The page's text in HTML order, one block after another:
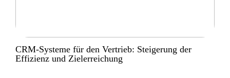
CRM-Systeme für den Vertrieb: Steigerung der
Effizienz und Zielerreichung